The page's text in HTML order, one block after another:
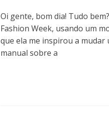
Oi gente, bom dia! Tudo
Fashion Week, usando um
que ela me inspirou a
manual sobre a